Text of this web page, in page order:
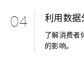
04 利用数据
了解消费
的影响。